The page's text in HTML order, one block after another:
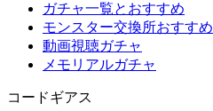
ガチャ一覧とおすすめ
モンスター交換所おすすめ
動画視聴ガチャ
メモリアルガチャ
コードギアス